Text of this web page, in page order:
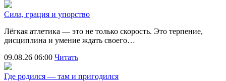
Сила, грация и упорство
Лёгкая атлетика — это не только скорость. Это терпение,
дисциплина и умение ждать своего…
09.08.26 06:00 Читать
Где родился — там и пригодился